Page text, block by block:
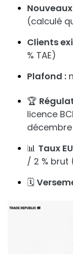
(calculé
Clients
% TAE)
Plafond :
🏆
licence
📊 Taux
/ 2 % brut
🗓️